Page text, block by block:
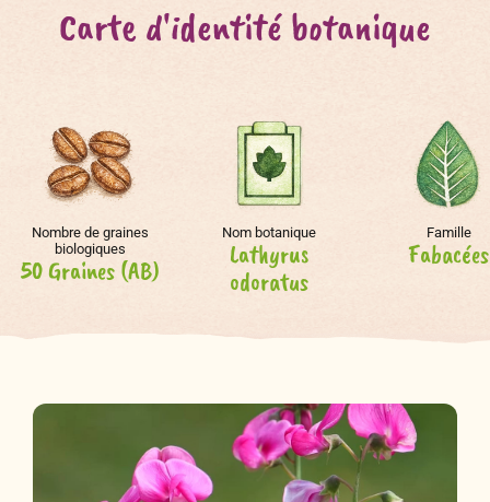
Carte d'identité botanique
Nombre de graines
biologiques
50 Graines (AB)
Nom botanique
Lathyrus
odoratus
Famille
Fabacées